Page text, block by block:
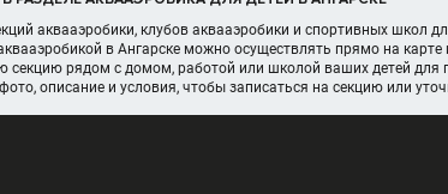
аквааэробики, клубов аквааэробики и спортивных школ
в Ангарске можно осуществлять прямо на
рядом с домом, работой или школой ваших детей для
описание и условия, чтобы записаться на секцию или